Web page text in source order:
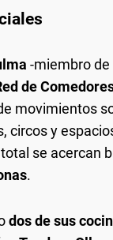
-miembro de
de
movimientos
circos y
se acercan
.
dos de sus